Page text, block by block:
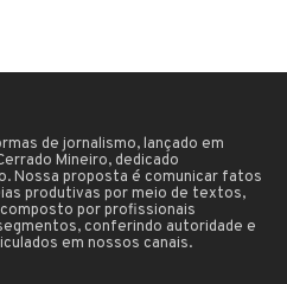
de jornalismo, lançado em
Mineiro, dedicado
Nossa proposta é comunicar fatos
produtivas por meio de textos,
por profissionais
conferindo autoridade e
em nossos canais.